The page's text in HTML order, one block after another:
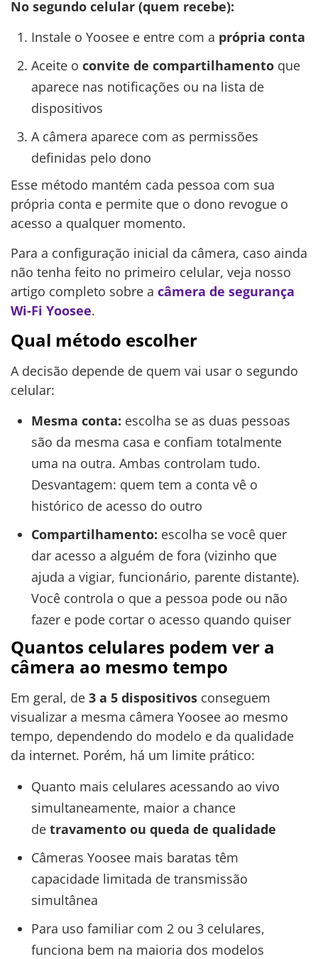
No segundo celular (quem recebe):
Instale o Yoosee e entre com a própria conta
Aceite o convite de compartilhamentoque
aparece nas notificações ou na lista de
dispositivos
A câmera aparece com as permissões
definidas pelo dono
Esse método mantém cada pessoa com sua
própria conta e permite que o dono revogue o
acesso a qualquer momento.
Para a configuração inicial da câmera, caso ainda
não tenha feito no primeiro celular, veja nosso
artigo completo sobre a câmera de segurança
Wi-Fi Yoosee.
Qual método escolher
A decisão depende de quem vai usar o segundo
celular:
Mesma conta: escolha se as duas pessoas
são da mesma casa e confiam totalmente
uma na outra. Ambas controlam tudo.
Desvantagem: quem tem a conta vê o
histórico de acesso do outro
Compartilhamento: escolha se você quer
dar acesso a alguém de fora (vizinho que
ajuda a vigiar, funcionário, parente distante).
Você controla o que a pessoa pode ou não
fazer e pode cortar o acesso quando quiser
Quantos celulares podem ver a
câmera ao mesmo tempo
Em geral, de 3 a 5 dispositivos conseguem
visualizar a mesma câmera Yoosee ao mesmo
tempo, dependendo do modelo e da qualidade
da internet. Porém, há um limite prático:
Quanto mais celulares acessando ao vivo
simultaneamente, maior a chance
de travamento ou queda de qualidade
Câmeras Yoosee mais baratas têm
capacidade limitada de transmissão
simultânea
Para uso familiar com 2 ou 3 celulares,
funciona bem na maioria dos modelos